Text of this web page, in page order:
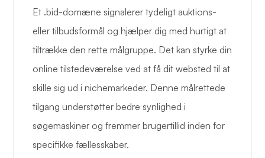
Et .bid-domæne signalerer tydeligt auktions-
eller tilbudsformål og hjælper dig med hurtigt at
tiltrække den rette målgruppe. Det kan styrke din
online tilstedeværelse ved at få dit websted til at
skille sig ud i nichemarkeder. Denne målrettede
tilgang understøtter bedre synlighed i
søgemaskiner og fremmer brugertillid inden for
specifikke fællesskaber.